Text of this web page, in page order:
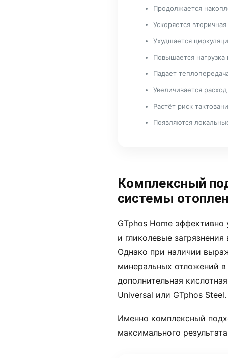
Продолжается
Ускоряется
Ухудшается
Повышается нагрузка
Падает
Увеличивается
Растёт риск
Появляются
Комплексный
системы
GTphos Home эффективно
и гликолевые
Однако при наличии
минеральных отложений
дополнительная
Universal или GTphos Steel.
Именно комплексный
максимального